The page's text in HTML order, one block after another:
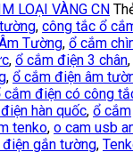
LOẠI VÀNG CN
, công tắc ổ
Tường, ổ cắm
, ổ cắm điện 3 chân,
, ổ cắm điện âm
cắm điện có công
hàn quốc, ổ cắm
tenko, o cam usb
điện gắn tường,